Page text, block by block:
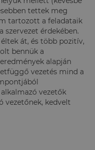
tettek meg
tartozott a feladataik
szervezet érdekében.
át, és több pozitív,
bennük a
alapján
vezetés mind a
vezetők
vezetőnek, kedvelt